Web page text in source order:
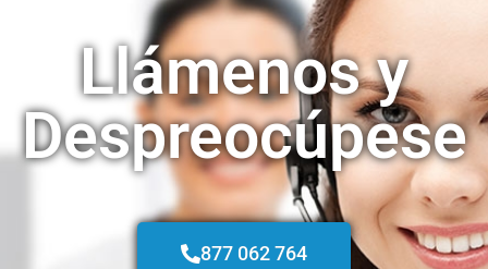
Llámenos y
Despreocúpese
877 062 764